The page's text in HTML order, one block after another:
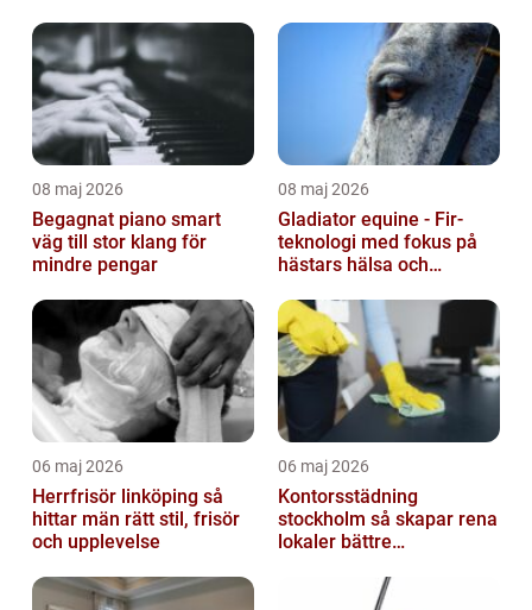
08 maj 2026
Begagnat piano smart
väg till stor klang för
mindre pengar
08 maj 2026
Gladiator equine - Fir-
teknologi med fokus på
hästars hälsa och
06 maj 2026
Herrfrisör linköping så
hittar män rätt stil, frisör
och upplevelse
06 maj 2026
Kontorsstädning
stockholm så skapar rena
lokaler bättre